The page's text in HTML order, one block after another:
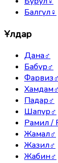
Балгүл♀
Ұлдар
Дана♂
Бабур♂
Фарвиз
Хамдам
Падар♂
Шапур♂
Рамил /
Жамал♂
Жазил♂
Жабин♂